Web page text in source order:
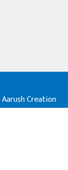
Aarush Creation